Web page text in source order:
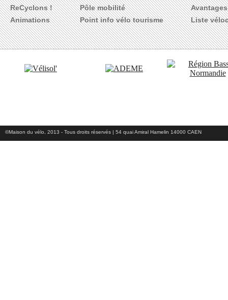
ReCyclons !
Animations
Pôle mobilité
Point info vélo tourisme
Liste
©Maison du vélo, 2013 - Tous droits réservés | 54 quai Amiral Hamelin 14000 CAEN